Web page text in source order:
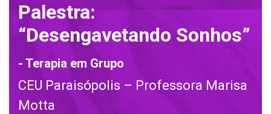
Palestra:
“Desengavetando Sonhos”
- Terapia em Grupo
CEU Paraisópolis – Professora Marisa
Motta